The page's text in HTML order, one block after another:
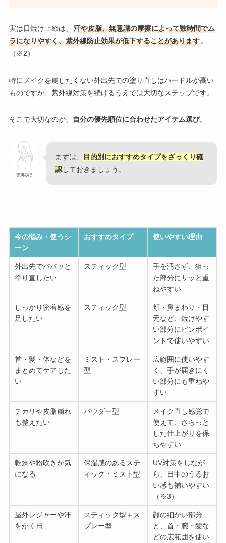
実は日焼け止めは、
汗や皮脂、無意識の摩擦によって数時間でム
ラになりやすく、紫外線防止効果が低下することがあります。
（※2）
特にメイクを崩したくない外出先での塗り直しはハードルが高い
ものですが、紫外線対策を続けるうえでは大切なステップです。
そこで大切なのが、 自分の優先順位に合わせたアイテム選び。
皆川みほ
まずは、
目的別におすすめタイプをざっくり確
認しておきましょう。
今の悩み・使うシ
ーン
おすすめタイプ 使いやすい理由
外出先でパパッと
塗り直したい
スティック型
手を汚さず、狙っ
た部分にサッと重
ねやすい
しっかり密着感を
足したい
スティック型
頬・鼻まわり・目
元など、焼けやす
い部分にピンポイ
ントで使いやすい
首・髪・体などを
まとめてケアした
い
ミスト・スプレー
型
広範囲に使いやす
く、手が届きにく
い部分にも重ねや
すい
テカリや皮脂崩れ
も整えたい
パウダー型
メイク直し感覚で
使えて、さらっと
した仕上がりを保
ちやすい
乾燥や粉吹きが気
になる
保湿感のあるステ
ィック・ミスト型
UV対策をしなが
ら、日中のうるお
い感も補いやすい
（※3）
屋外レジャーや汗
をかく日
スティック型＋ス
プレー型
顔の細かい部分
と、首・腕・髪な
どの広範囲を使い